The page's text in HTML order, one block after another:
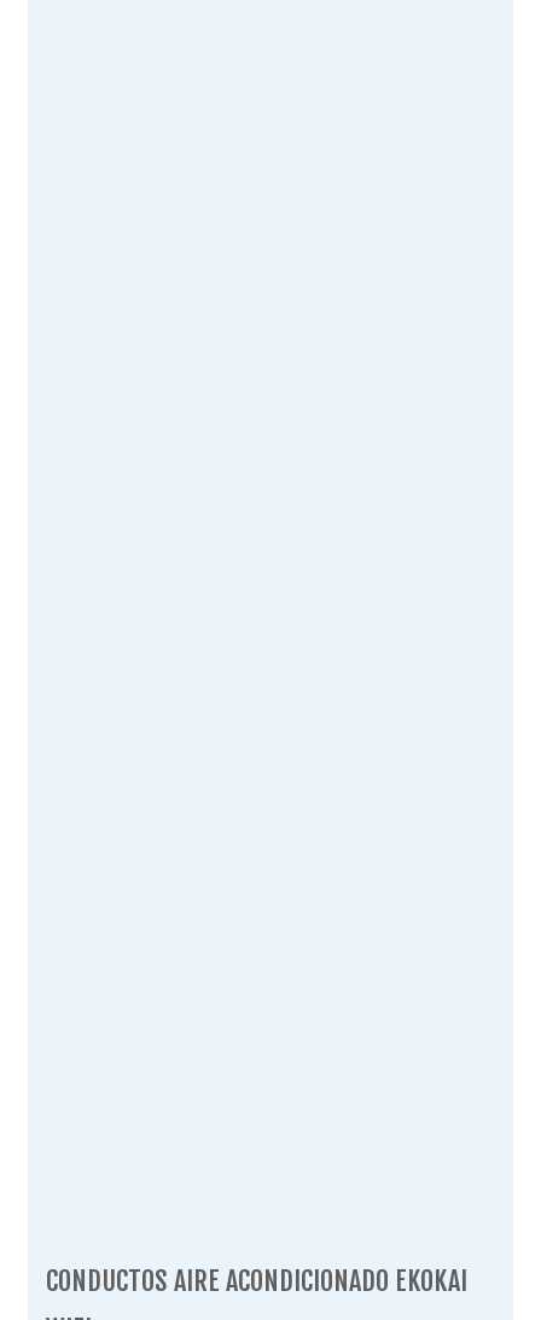
CONDUCTOS AIRE ACONDICIONADO EKOKAI